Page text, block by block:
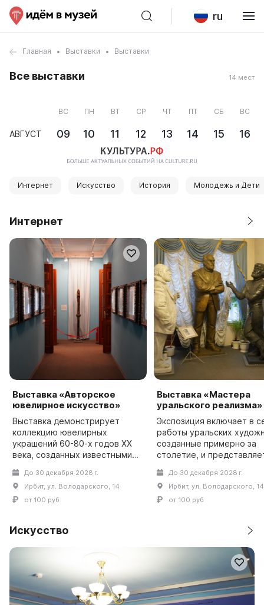
ru
Главная Выставки Выставки
Все выставки 14 мест
АВГУСТ
ВС
09
ПН
10
ВТ
11
СР
12
ЧТ
13
ПТ
14
СБ
15
ВС
16
Интернет Искусство История Молодежь и Дети
Интернет
Выставка «Авторское
ювелирное искусство»
Выставка демонстрирует
коллекцию ювелирных
украшений 60-80-х годов XX
века, созданных известными
ювелирной школы. В
экспозиции можно увидеть
произведения из
До 30 декабря 2028 г.
Ирбит, ул. Володарского, 14
от 100 руб
Выставка «Мастера
уральского реализма»
Экспозиция включает в
работы уральских
созданные примерно за
столетие, и
со спецификой его
тематических
также прои...
До 30 декабря 2028 г.
Ирбит, ул. Володарского, 14
от 100 руб
Искусство